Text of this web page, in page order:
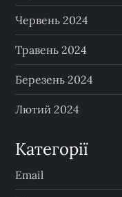
Червень 2024
Травень 2024
Березень 2024
Лютий 2024
Категорії
Email